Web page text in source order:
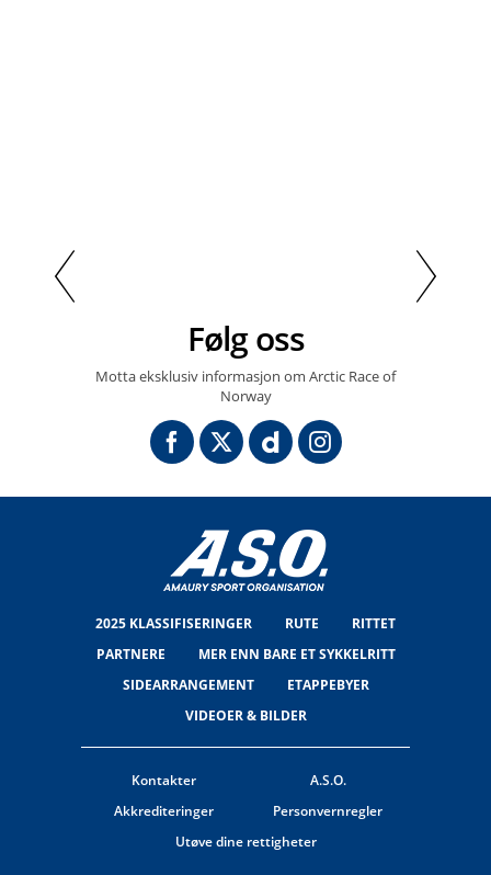
Følg oss
Motta eksklusiv informasjon om Arctic Race of
Norway
2025 KLASSIFISERINGER RUTE
RITTET
PARTNERE
MER ENN BARE ET SYKKELRITT
SIDEARRANGEMENT
ETAPPEBYER
VIDEOER & BILDER
Kontakter
A.S.O.
Akkrediteringer
Personvernregler
Utøve dine rettigheter